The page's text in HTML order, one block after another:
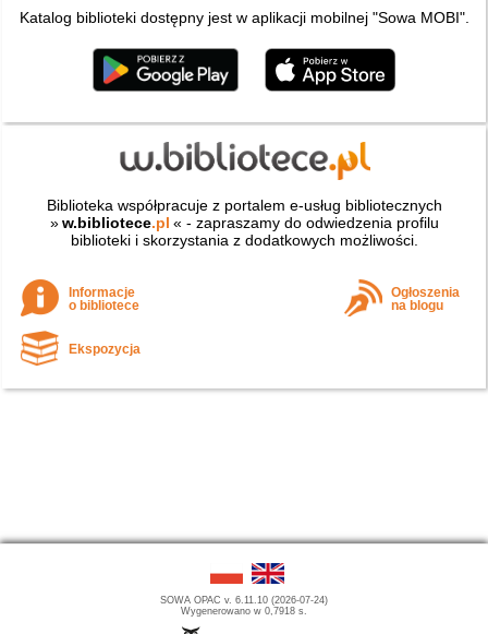
Katalog biblioteki dostępny jest w aplikacji mobilnej "Sowa MOBI".
Biblioteka współpracuje z portalem e-usług bibliotecznych
» w.bibliotece.pl « - zapraszamy do odwiedzenia profilu
biblioteki i skorzystania z dodatkowych możliwości.
Informacje
o bibliotece
Ogłoszenia
na blogu
Ekspozycja
SOWA OPAC v. 6.11.10 (2026-07-24)
Wygenerowano w 0,7918 s.